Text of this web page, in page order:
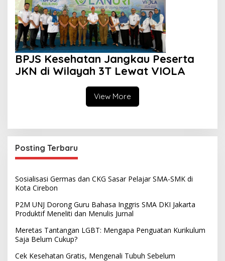
BPJS Kesehatan Jangkau Peserta
JKN di Wilayah 3T Lewat VIOLA
View More
Posting Terbaru
Sosialisasi Germas dan CKG Sasar Pelajar SMA-SMK di
Kota Cirebon
P2M UNJ Dorong Guru Bahasa Inggris SMA DKI Jakarta
Produktif Meneliti dan Menulis Jurnal
Meretas Tantangan LGBT: Mengapa Penguatan Kurikulum
Saja Belum Cukup?
Cek Kesehatan Gratis, Mengenali Tubuh Sebelum